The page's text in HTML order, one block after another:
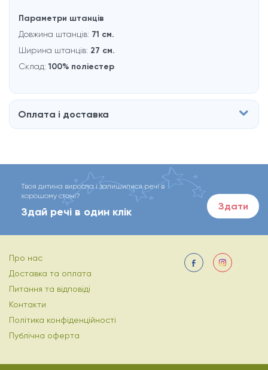
Параметри штанцiв
Довжина штанцiв: 71 см.
Ширина штанцiв: 27 см.
Склад: 100% полieстер
Оплата і доставка
Твоя дитина виросла і залишилися речі в
хорошому стані?
Здай речі в один клік Здати
Про нас
Доставка та оплата
Питання та відповіді
Контакти
Політика конфіденційності
Публічна оферта